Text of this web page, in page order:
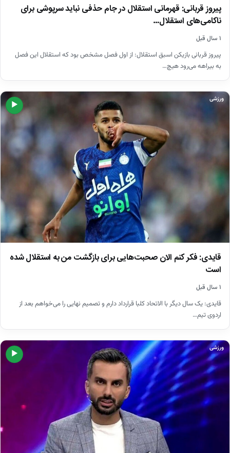
پیروز قربانی: قهرمانی استقلال در جام حذفی نباید سرپوشی برای
ناکامی‌های استقلال…
۱ سال قبل
پیروز قربانی بازیکن اسبق استقلال: از اول فصل مشخص بود که استقلال این فصل
به بیراهه می‌رود هیچ…
▶
ورزشی
قایدی: فکر کنم الان صحبت‌هایی برای بازگشت من به استقلال شده
است
۱ سال قبل
قایدی: یک سال دیگر با الاتحاد کلبا قرارداد دارم و تصمیم نهایی را می‌خواهم بعد از
اردوی تیم…
▶
ورزشی